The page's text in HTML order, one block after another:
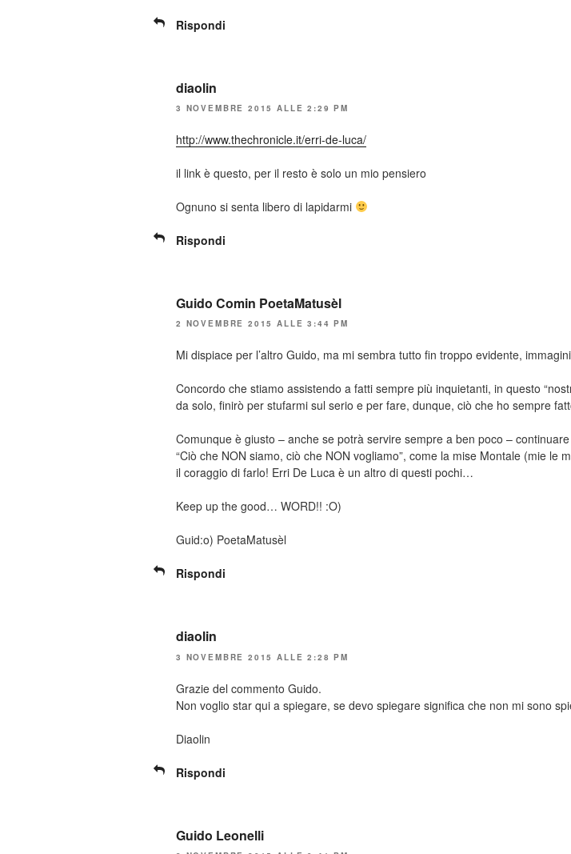
Rispondi
diaolin
3 NOVEMBRE 2015 ALLE 2:29 PM
http://www.thechronicle.it/erri-de-luca/
il link è questo, per il resto è solo un mio pensiero
Ognuno si senta libero di lapidarmi
Rispondi
Guido Comin PoetaMatusèl
2 NOVEMBRE 2015 ALLE 3:44 PM
Mi dispiace per l’altro Guido, ma mi sembra tutto fin troppo evidente,
Concordo che stiamo assistendo a fatti sempre più inquietanti, in questo
da solo, finirò per stufarmi sul serio e per fare, dunque, ciò che ho sempre
Comunque è giusto – anche se potrà servire sempre a ben poco –
“Ciò che NON siamo, ciò che NON vogliamo”, come la mise Montale (mie
il coraggio di farlo! Erri De Luca è un altro di questi pochi…
Keep up the good… WORD!! :O)
Guid:o) PoetaMatusèl
Rispondi
diaolin
3 NOVEMBRE 2015 ALLE 2:28 PM
Grazie del commento Guido.
Non voglio star qui a spiegare, se devo spiegare significa che non mi sono
Diaolin
Rispondi
Guido Leonelli